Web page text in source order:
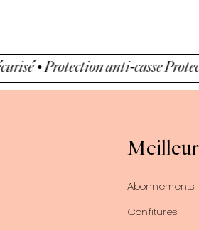
anti-casseProtection anti-
Abonnements
Confitures